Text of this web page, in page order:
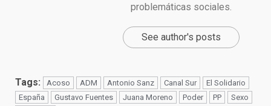
problemáticas sociales.
See author's posts
Tags: Acoso ADM Antonio Sanz Canal Sur
El Solidario
España
Gustavo Fuentes Juana Moreno Poder PP
Sexo